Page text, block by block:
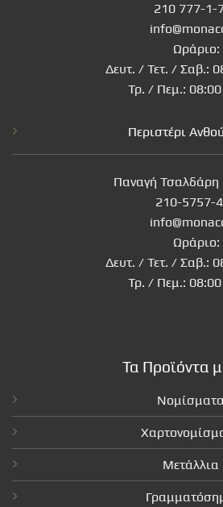
210 777-1-
Ωράριο:
Δευτ. / Τετ. / Σαβ.:
Τρ. / Πεμ.:
Περιστέρι
Παναγή Τσαλδάρη
210-5757-
Ωράριο:
Δευτ. / Τετ. / Σαβ.:
Τρ. / Πεμ.:
Τα Προϊόντα
Νομίσματα
Μετάλλια